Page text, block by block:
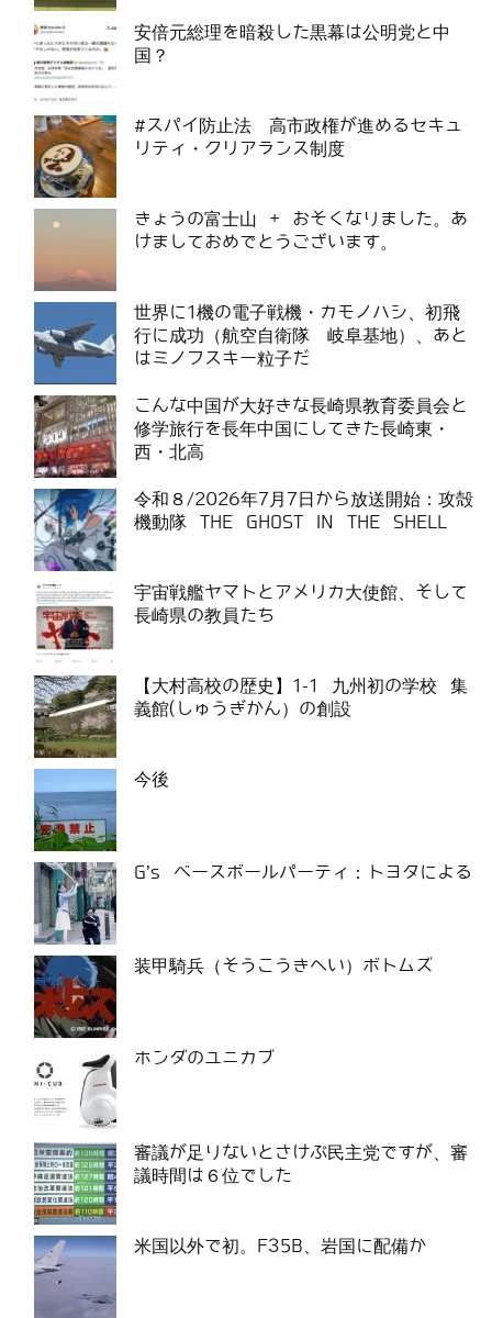
安倍元総理を暗殺した黒幕は公明党と中
国？
#スパイ防止法 高市政権が進めるセキュ
リティ・クリアランス制度
きょうの富士山 + おそくなりました。あ
けましておめでとうございます。
世界に1機の電子戦機・カモノハシ、初飛
行に成功（航空自衛隊 岐阜基地）、あと
はミノフスキー粒子だ
こんな中国が大好きな長崎県教育委員会と
修学旅行を長年中国にしてきた長崎東・
西・北高
令和８/2026年7月7日から放送開始：攻殻
機動隊 THE GHOST IN THE SHELL
宇宙戦艦ヤマトとアメリカ大使館、そして
長崎県の教員たち
【大村高校の歴史】1-1 九州初の学校 集
義館(しゅうぎかん）の創設
今後
G’s ベースボールパーティ：トヨタによる
装甲騎兵（そうこうきへい）ボトムズ
ホンダのユニカブ
審議が足りないとさけぶ民主党ですが、審
議時間は６位でした
米国以外で初。F35B、岩国に配備か